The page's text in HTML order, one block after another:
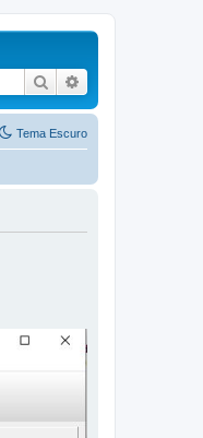
Pesquisar
Tema Escuro